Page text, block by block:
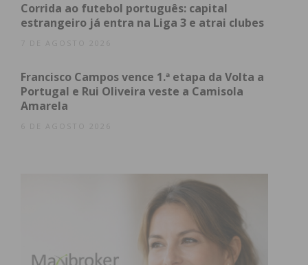
Subscreva a newsletter do
Imediato
Assine nossa newsletter por e-mail e
Eu li e concordo com os
termos e
Corrida ao futebol português: capital
estrangeiro já entra na Liga 3 e atrai clubes
7 DE AGOSTO 2026
Francisco Campos vence 1.ª etapa da Volta a
Portugal e Rui Oliveira veste a Camisola
Amarela
6 DE AGOSTO 2026